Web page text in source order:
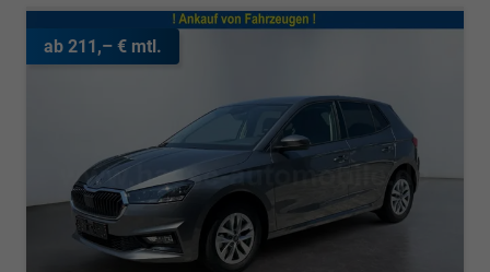
ab 211,– € mtl.